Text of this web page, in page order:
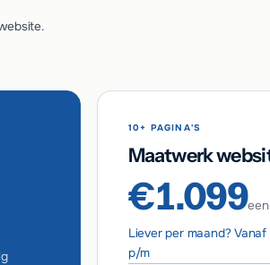
10+ PAGINA'S
Maatwerk
€1.099
Liever per maand? Vanaf
p/m